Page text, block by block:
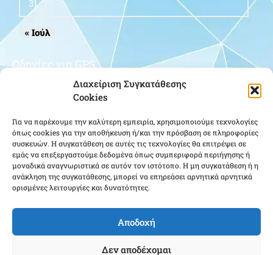
Διαχείριση Συγκατάθεσης
Cookies
Για να παρέχουμε την καλύτερη εμπειρία, χρησιμοποιούμε τεχνολογίες
όπως cookies για την αποθήκευση ή/και την πρόσβαση σε πληροφορίες
συσκευών. Η συγκατάθεση σε αυτές τις τεχνολογίες θα επιτρέψει σε
εμάς να επεξεργαστούμε δεδομένα όπως συμπεριφορά περιήγησης ή
μοναδικά αναγνωριστικά σε αυτόν τον ιστότοπο. Η μη συγκατάθεση ή η
ανάκληση της συγκατάθεσης, μπορεί να επηρεάσει αρνητικά αρνητικά
ορισμένες λειτουργίες και δυνατότητες.
Αποδοχή
Δεν αποδέχομαι
31
« Ιούλ
Οδηγίες για GPS
Κάντε κλικ για να αποδεχτείτε cookies
εμπορικής προώθησης και να